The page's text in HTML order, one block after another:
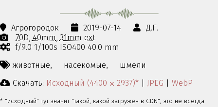
Агрогородок 2019-07-14
Д.Г.
70D 40mm 31mm ext
f/9.0 1/100s ISO400 40.0 mm
животные,
насекомые,
шмели
Скачать: Исходный (4400 ⨉ 2937)* | JPEG | WebP
* "исходный" тут значит "такой, какой загружен в CDN", это не всегда